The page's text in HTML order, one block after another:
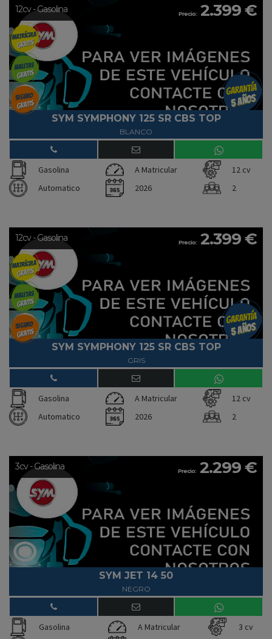
Precio: 2.399 €
12cv - Gasolina
SYM SYMPHONY 125 SR CBS TOP
BLANCO
Gasolina A Matricular
12 cv
Automatico
2026 2
Precio: 2.399 €
12cv - Gasolina
SYM SYMPHONY 125 SR CBS TOP
GRIS
Gasolina A Matricular
12 cv
Automatico
2026 2
Precio: 2.299 €
3cv - Gasolina
SYM JET 14 50
NEGRO
Gasolina A Matricular
3 cv